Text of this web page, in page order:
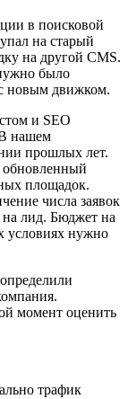
в поисковой
на старый
на другой CMS.
было
с новым движком.
и SEO
нашем
прошлых лет.
обновленный
площадок.
числа заявок
лид. Бюджет на
условиях нужно
момент оценить
трафик